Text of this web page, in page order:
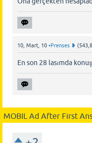
10, Mart, 10 •Prenses ❥ (
En son 28 lasımda
MOBIL Ad After First